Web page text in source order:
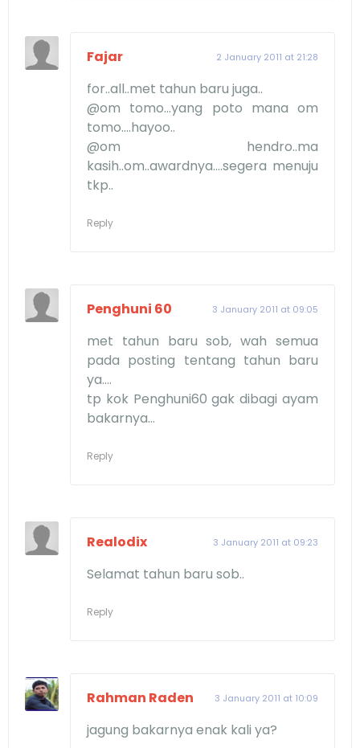
Fajar 2 January 2011 at 21:28
for..all..met tahun baru juga..
@om tomo...yang poto mana om
tomo....hayoo..
@om hendro..ma
kasih..om..awardnya....segera menuju
tkp..
Reply
Penghuni 60 3 January 2011 at 09:05
met tahun baru sob, wah semua
pada posting tentang tahun baru
ya....
tp kok Penghuni60 gak dibagi ayam
bakarnya...
Reply
Realodix 3 January 2011 at 09:23
Selamat tahun baru sob..
Reply
Rahman Raden 3 January 2011 at 10:09
jagung bakarnya enak kali ya?